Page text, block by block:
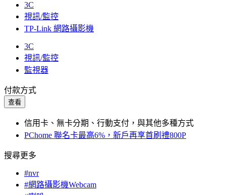
3C
視訊/監控
TP-Link 網路攝影機
3C
視訊/監控
監視器
付款方式
查看
信用卡、無卡分期、行動支付，與其他多種方式
PChome 聯名卡最高6%，新戶再享首刷禮800P
搜尋更多
#nvr
#網路攝影機Webcam